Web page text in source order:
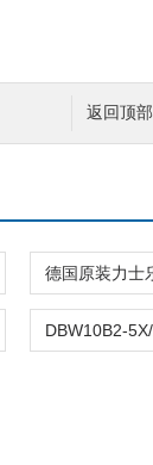
返回顶部